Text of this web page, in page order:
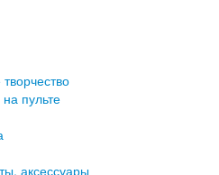
сигареты, аксессуары
пульте
аксессуары